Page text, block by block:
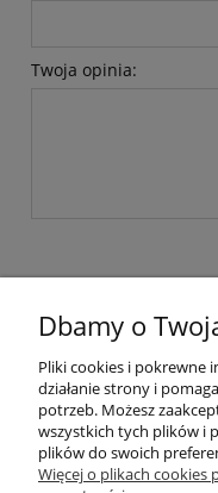
Twoja opinia:
Dbamy o
Pliki cookies i pokrewne
działanie strony i
potrzeb. Możesz
wszystkich tych plików i
plików do swoich
Więcej o plikach cookies